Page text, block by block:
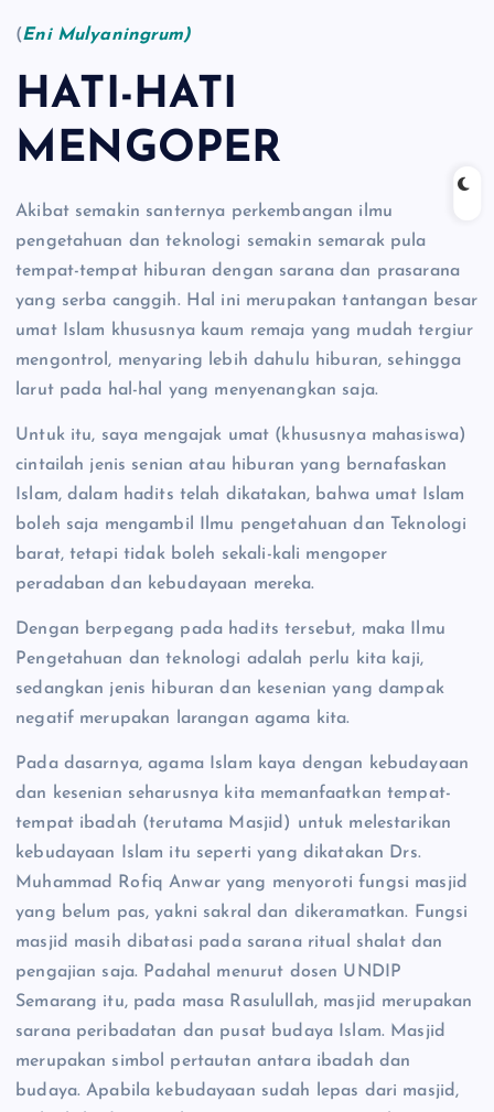
(Eni Mulyaningrum)
HATI-HATI
MENGOPER
Akibat semakin santernya perkembangan ilmu
pengetahuan dan teknologi semakin semarak pula
tempat-tempat hiburan dengan sarana dan prasarana
yang serba canggih. Hal ini merupakan tantangan besar
umat Islam khususnya kaum remaja yang mudah tergiur
mengontrol, menyaring lebih dahulu hiburan, sehingga
larut pada hal-hal yang menyenangkan saja.
Untuk itu, saya mengajak umat (khususnya mahasiswa)
cintailah jenis senian atau hiburan yang bernafaskan
Islam, dalam hadits telah dikatakan, bahwa umat Islam
boleh saja mengambil Ilmu pengetahuan dan Teknologi
barat, tetapi tidak boleh sekali-kali mengoper
peradaban dan kebudayaan mereka.
Dengan berpegang pada hadits tersebut, maka Ilmu
Pengetahuan dan teknologi adalah perlu kita kaji,
sedangkan jenis hiburan dan kesenian yang dampak
negatif merupakan larangan agama kita.
Pada dasarnya, agama Islam kaya dengan kebudayaan
dan kesenian seharusnya kita memanfaatkan tempat-
tempat ibadah (terutama Masjid) untuk melestarikan
kebudayaan Islam itu seperti yang dikatakan Drs.
Muhammad Rofiq Anwar yang menyoroti fungsi masjid
yang belum pas, yakni sakral dan dikeramatkan. Fungsi
masjid masih dibatasi pada sarana ritual shalat dan
pengajian saja. Padahal menurut dosen UNDIP
Semarang itu, pada masa Rasulullah, masjid merupakan
sarana peribadatan dan pusat budaya Islam. Masjid
merupakan simbol pertautan antara ibadah dan
budaya. Apabila kebudayaan sudah lepas dari masjid,